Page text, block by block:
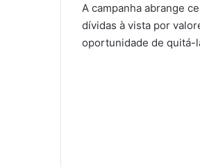
A campanha abrange
dívidas à vista por
oportunidade de quitá-